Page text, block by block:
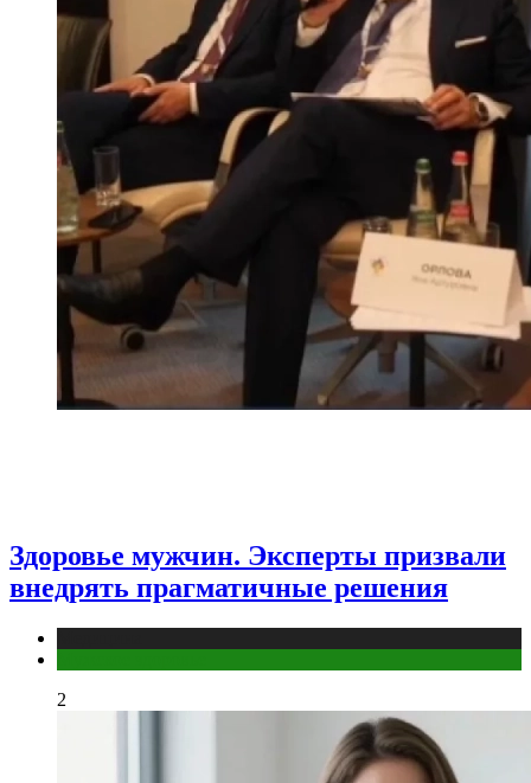
Здоровье мужчин. Эксперты призвали
внедрять прагматичные решения
2